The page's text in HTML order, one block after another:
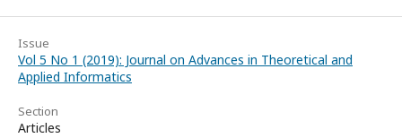
Issue
Vol 5 No 1 (2019): Journal on Advances in Theoretical and
Applied Informatics
Section
Articles